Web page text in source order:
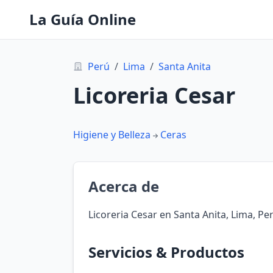
La Guía Online
Perú / Lima / Santa Anita
Licoreria Cesar
Higiene y Belleza Ceras
Acerca de
Licoreria Cesar en Santa Anita, Lima,
Servicios & Productos